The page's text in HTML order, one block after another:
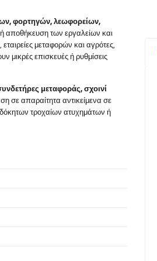
φορτηγών, λεωφορείων,
αποθήκευση των εργαλείων και
μεταφορών και αγρότες,
μικρές επισκευές ή ρυθμίσεις
μεταφοράς, σχοινί
σε απαραίτητα αντικείμενα σε
τροχαίων ατυχημάτων ή